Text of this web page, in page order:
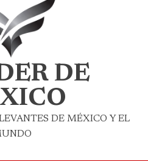
DE
DE MÉXICO Y EL